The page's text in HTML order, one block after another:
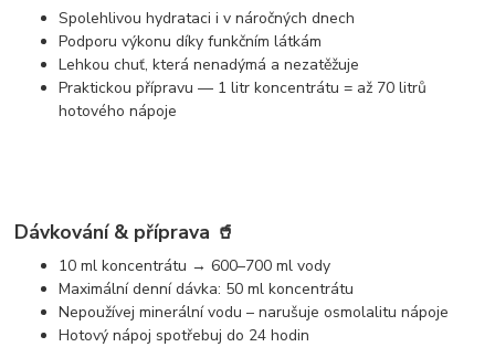
Spolehlivou hydrataci i v náročných dnech
Podporu výkonu díky funkčním látkám
Lehkou chuť, která nenadýmá a nezatěžuje
Praktickou přípravu — 1 litr koncentrátu = až 70 litrů
hotového nápoje
Dávkování & příprava 🥤
10 ml koncentrátu →600–700 ml vody
Maximální denní dávka: 50 ml koncentrátu
Nepoužívej minerální vodu – narušuje osmolalitu nápoje
Hotový nápoj spotřebuj do 24 hodin